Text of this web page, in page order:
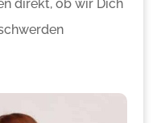
direkt, ob wir Dich